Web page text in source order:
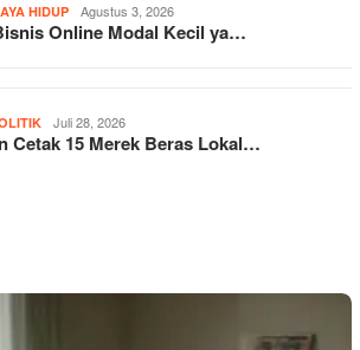
HIDUP Agustus 3, 2026
Online Modal Kecil ya…
Juli 28, 2026
Cetak 15 Merek Beras Lokal…